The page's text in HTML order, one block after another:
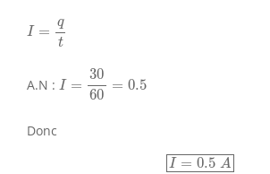
I =
q
t
A.N : I =
30
60
= 0.5
60
Donc
I = 0.5 A
I=0.5A